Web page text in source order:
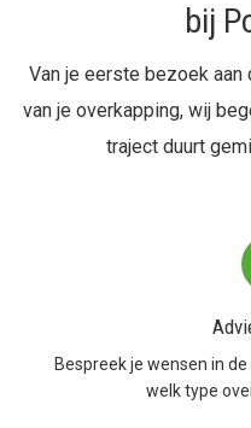
bij
Van je eerste bezoek
van je overkapping, wij
traject duurt
Bespreek je wensen in
welk type